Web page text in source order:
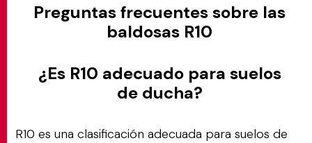
Preguntas frecuentes sobre las
baldosas R10
¿Es R10 adecuado para suelos
de ducha?
R10 es una clasificación adecuada para suelos de